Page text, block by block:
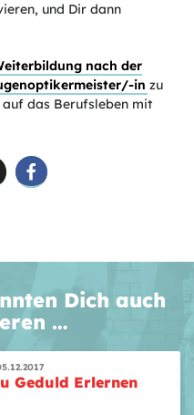
und Dir dann
nach der
in zu
das Berufsleben mit
Dich auch
…
Geduld Erlernen